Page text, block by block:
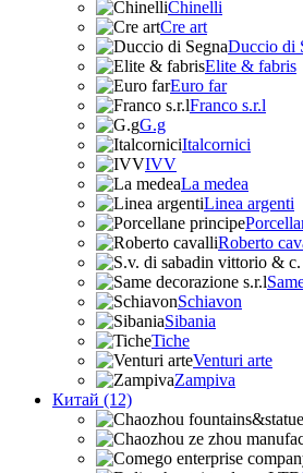
Chinelli
Cre art
Duccio di
Elite & fabris
Euro far
Franco s.r.l
G.g
Italcornici
IVV
La medea
Linea argenti
Roberto
Schiavon
Sibania
Tiche
Venturi arte
Zampiva
Китай (12)